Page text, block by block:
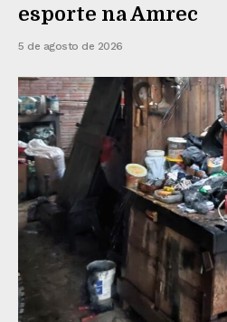
esporte na Amrec
5 de agosto de 2026